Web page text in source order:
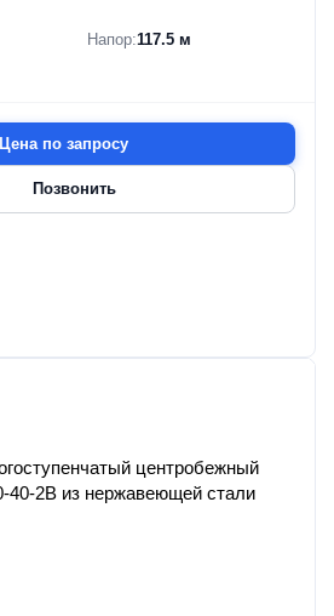
Напор:117.5 м
Цена по запросу
Позвонить